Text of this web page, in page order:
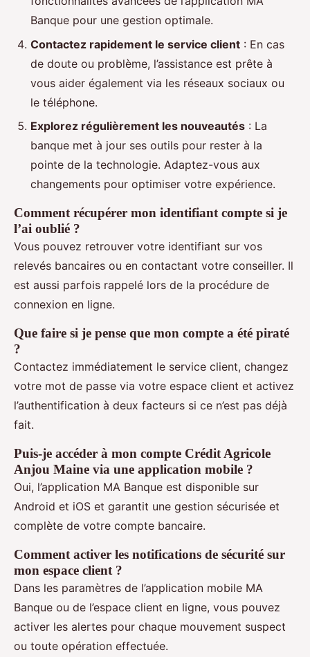
Banque pour une gestion optimale.
Contactez rapidement le service client : En cas
de doute ou problème, l’assistance est prête à
vous aider également via les réseaux sociaux ou
le téléphone.
Explorez régulièrement les nouveautés : La
banque met à jour ses outils pour rester à la
pointe de la technologie. Adaptez-vous aux
changements pour optimiser votre expérience.
Comment récupérer mon identifiant compte si je
l’ai oublié ?
Vous pouvez retrouver votre identifiant sur vos
relevés bancaires ou en contactant votre conseiller. Il
est aussi parfois rappelé lors de la procédure de
connexion en ligne.
Que faire si je pense que mon compte a été piraté
?
Contactez immédiatement le service client, changez
votre mot de passe via votre espace client et activez
l’authentification à deux facteurs si ce n’est pas déjà
fait.
Puis-je accéder à mon compte Crédit Agricole
Anjou Maine via une application mobile ?
Oui, l’application MA Banque est disponible sur
Android et iOS et garantit une gestion sécurisée et
complète de votre compte bancaire.
Comment activer les notifications de sécurité sur
mon espace client ?
Dans les paramètres de l’application mobile MA
Banque ou de l’espace client en ligne, vous pouvez
activer les alertes pour chaque mouvement suspect
ou toute opération effectuée.